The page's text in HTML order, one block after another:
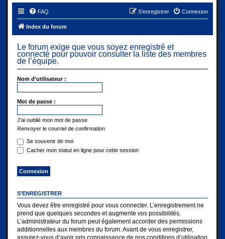
FAQ Connexion
S’enregistrer
Index du forum
Le forum exige que vous soyez enregistré et
connecté pour pouvoir consulter la liste des membres
de l’équipe.
Nom d’utilisateur :
Mot de passe :
J’ai oublié mon mot de passe
Renvoyer le courriel de confirmation
Se souvenir de moi
Cacher mon statut en ligne pour cette session
S’ENREGISTRER
Vous devez être enregistré pour vous connecter. L’enregistrement ne
prend que quelques secondes et augmente vos possibilités.
L’administrateur du forum peut également accorder des permissions
additionnelles aux membres du forum. Avant de vous enregistrer,
assurez-vous d’avoir pris connaissance de nos conditions d’utilisation